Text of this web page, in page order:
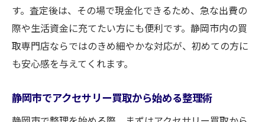
す。査定後は、その場で現金化できるため、急な出費の
際や生活資金に充てたい方にも便利です。静岡市内の買
取専門店ならではのきめ細やかな対応が、初めての方に
も安心感を与えてくれます。
静岡市でアクセサリー買取から始める整理術